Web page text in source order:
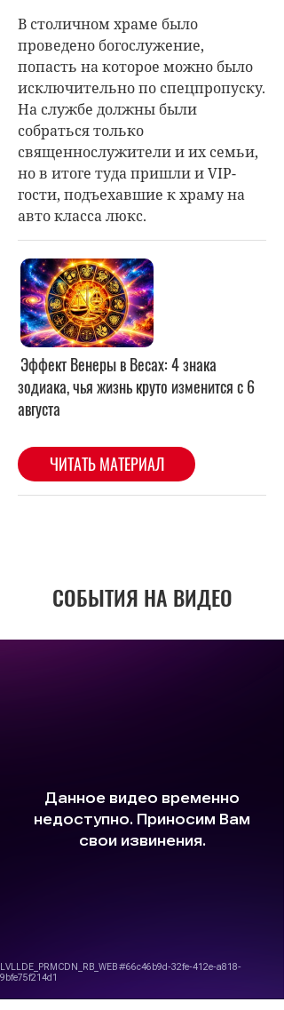
В столичном храме было
проведено богослужение,
попасть на которое можно было
исключительно по спецпропуску.
На службе должны были
собраться только
священнослужители и их семьи,
но в итоге туда пришли и VIP-
гости, подъехавшие к храму на
авто класса люкс.
СОБЫТИЯ НА ВИДЕО